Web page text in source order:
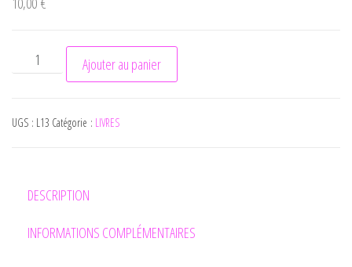
quantité de Que le masque tombe
Ajouter au panier
UGS : L13 Catégorie : LIVRES
DESCRIPTION
INFORMATIONS COMPLÉMENTAIRES